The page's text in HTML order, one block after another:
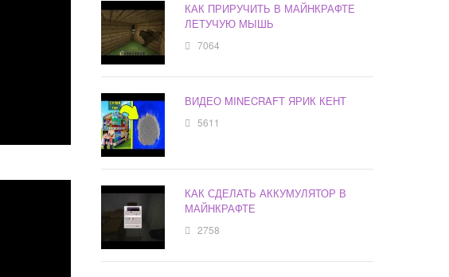
КАК ПРИРУЧИТЬ В МАЙНКРАФТЕ
ЛЕТУЧУЮ МЫШЬ
7064
ВИДЕО MINECRAFT ЯРИК КЕНТ
5611
КАК СДЕЛАТЬ АККУМУЛЯТОР В
МАЙНКРАФТЕ
2758